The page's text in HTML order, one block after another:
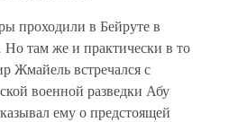
проходили в Бейруте в
там же и практически в то
Жмайель встречался с
военной разведки Абу
ему о предстоящей